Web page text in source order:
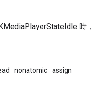
時，
nonatomic assign